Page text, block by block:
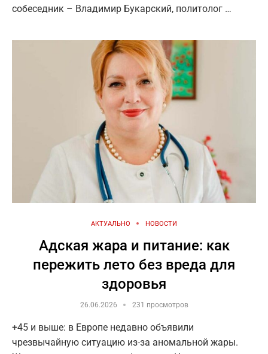
собеседник – Владимир Букарский, политолог …
АКТУАЛЬНО НОВОСТИ
Адская жара и питание: как
пережить лето без вреда для
здоровья
26.06.2026 231 просмотров
+45 и выше: в Европе недавно объявили
чрезвычайную ситуацию из-за аномальной жары.